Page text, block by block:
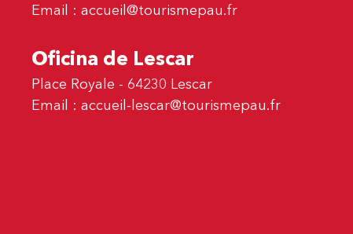
Email : accueil@tourismepau.fr
Oficina de Lescar
Place Royale - 64230 Lescar
Email : accueil-lescar@tourismepau.fr